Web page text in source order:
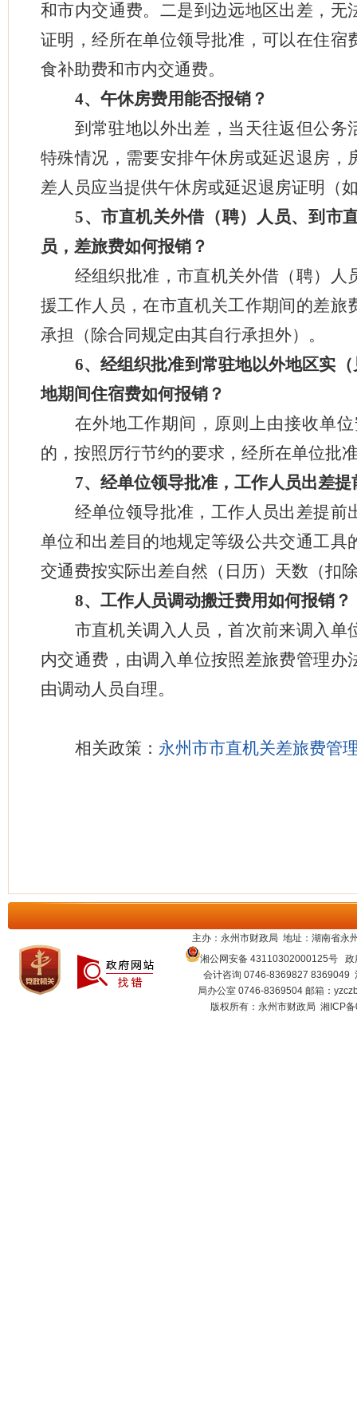
和市内交通费。二是到边远地区出差，
证明，经所在单位领导批准，可以在住
食补助费和市内交通费。
4、午休房费用能否报销？
到常驻地以外出差，当天往返但公
特殊情况，需要安排午休房或延迟退房
差人员应当提供午休房或延迟退房证明（
5、市直机关外借（聘）人员、到市
员，差旅费如何报销？
经组织批准，市直机关外借（聘）
援工作人员，在市直机关工作期间的差
承担（除合同规定由其自行承担外）。
6、经组织批准到常驻地以外地区实
地期间住宿费如何报销？
在外地工作期间，原则上由接收单
的，按照厉行节约的要求，经所在单位批
7、经单位领导批准，工作人员出差
经单位领导批准，工作人员出差提
单位和出差目的地规定等级公共交通工
交通费按实际出差自然（日历）天数（扣
8、工作人员调动搬迁费用如何报销？
市直机关调入人员，首次前来调入
内交通费，由调入单位按照差旅费管理
由调动人员自理。
相关政策： 永州市市直机关差旅费管
主办：永州市财政局 地址：湖南省永
湘公网安备 43110302000125号 政
会计咨询 0746-8369827 8369049
局办公室 0746-8369504 邮箱：
版权所有：永州市财政局 湘ICP